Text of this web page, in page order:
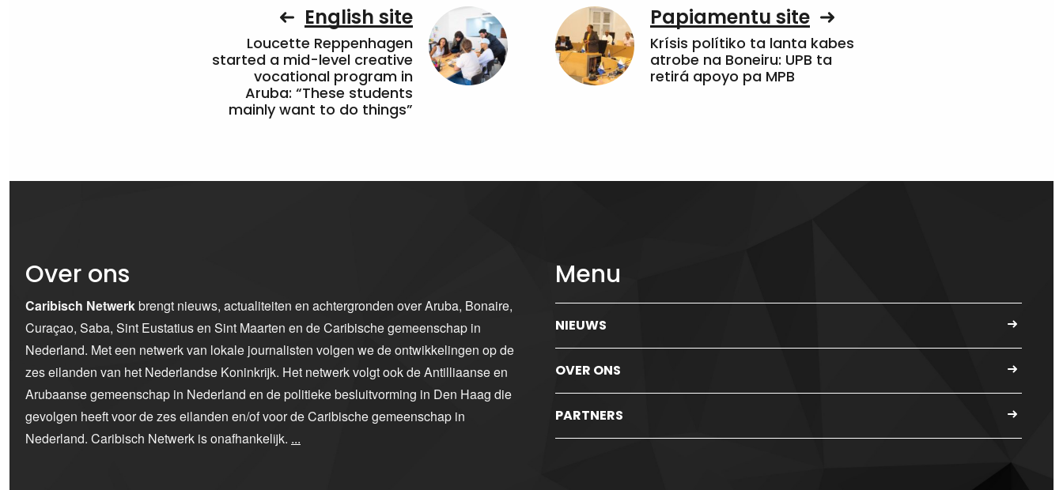
English site
Loucette Reppenhagen
started a mid-level creative
vocational program in
Aruba: “These students
mainly want to do things”
Papiamentu site
Krísis polítiko ta lanta kabes
atrobe na Boneiru: UPB ta
retirá apoyo pa MPB
Over ons
Caribisch Netwerkbrengt nieuws, actualiteiten en achtergronden over Aruba, Bonaire,
Curaçao, Saba, Sint Eustatius en Sint Maarten en de Caribische gemeenschap in
Nederland. Met een netwerk van lokale journalisten volgen we de ontwikkelingen op de
zes eilanden van het Nederlandse Koninkrijk. Het netwerk volgt ook de Antilliaanse en
Arubaanse gemeenschap in Nederland en de politieke besluitvorming in Den Haag die
gevolgen heeft voor de zes eilanden en/of voor de Caribische gemeenschap in
Nederland. Caribisch Netwerk is onafhankelijk. ...
Menu
NIEUWS
OVER ONS
PARTNERS